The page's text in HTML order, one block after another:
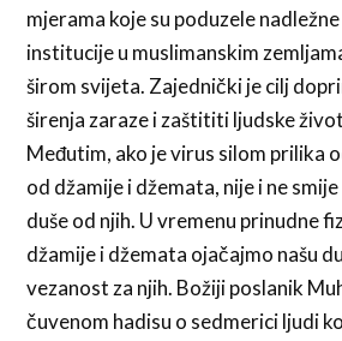
mjerama koje su poduzele
institucije u muslimanskim
širom svijeta. Zajednički je cilj
širenja zaraze i zaštititi ljudske
Međutim, ako je virus silom prilika
od džamije i džemata, nije i ne
duše od njih. U vremenu prinudne
džamije i džemata ojačajmo našu
vezanost za njih. Božiji poslanik
čuvenom hadisu o sedmerici ljudi